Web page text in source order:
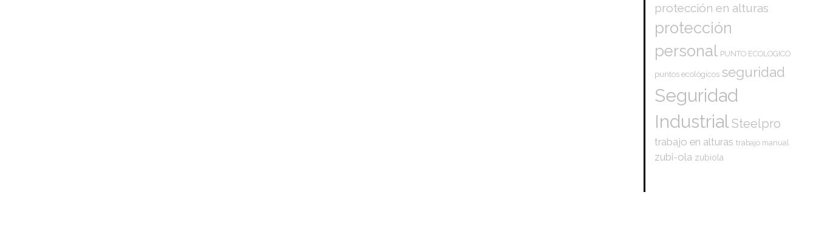
protección en alturas
protección
personal PUNTO ECOLOGICO
puntos ecológicos seguridad
Seguridad
IndustrialSteelpro
trabajo en alturas trabajo manual
zubi-ola zubiola